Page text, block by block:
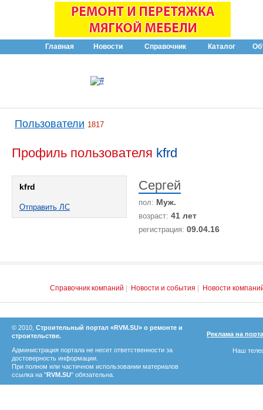
Главная Новости Справочник Каталог
Пользователи 1817
Профиль пользователя kfrd
kfrd
Отправить ЛС
Сергей
пол: Муж.
возраст: 41 лет
регистрация: 09.04.16
Справочник компаний Новости и события Новости
© 2010, Строительный портал «RVM.SU» о ремонте и
строительстве.
Администрация портала не несет ответственности за
достоверность информации.
При полном или частичном использовании материалов
ссылка на "RVM.SU" обязательна.
Реклама на
Наш